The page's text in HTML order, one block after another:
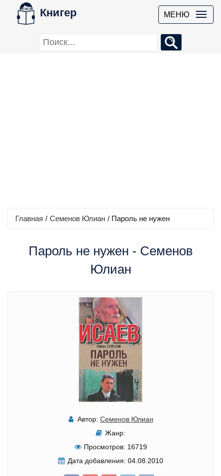
Книгер МЕНЮ
Главная / Семенов Юлиан / Пароль не нужен
Пароль не нужен - Семенов
Юлиан
Автор: Семенов Юлиан
Жанр:
Просмотров: 16719
Дата добавления: 04.08.2010